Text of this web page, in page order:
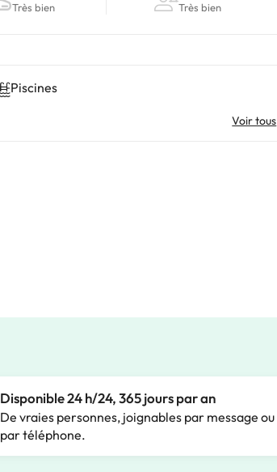
Très bien Très bien
Piscines
Voir tous
Disponible 24 h/24, 365 jours par an
De vraies personnes, joignables par message ou
par téléphone.